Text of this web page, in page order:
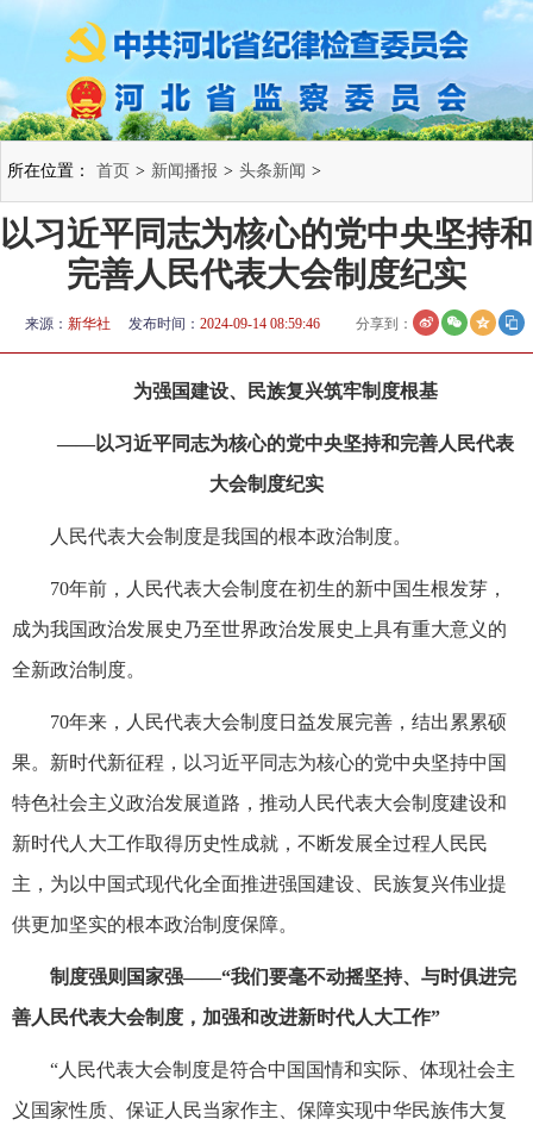
所在位置： 首页 > 新闻播报 > 头条新闻 >
以习近平同志为核心的党中央坚持和
完善人民代表大会制度纪实
来源： 新华社 发布时间： 2024-09-14 08:59:46 分享到：
为强国建设、民族复兴筑牢制度根基
——以习近平同志为核心的党中央坚持和完善人民代表
大会制度纪实
人民代表大会制度是我国的根本政治制度。
70年前，人民代表大会制度在初生的新中国生根发芽，
成为我国政治发展史乃至世界政治发展史上具有重大意义的
全新政治制度。
70年来，人民代表大会制度日益发展完善，结出累累硕
果。新时代新征程，以习近平同志为核心的党中央坚持中国
特色社会主义政治发展道路，推动人民代表大会制度建设和
新时代人大工作取得历史性成就，不断发展全过程人民民
主，为以中国式现代化全面推进强国建设、民族复兴伟业提
供更加坚实的根本政治制度保障。
制度强则国家强——“我们要毫不动摇坚持、与时俱进完
善人民代表大会制度，加强和改进新时代人大工作”
“人民代表大会制度是符合中国国情和实际、体现社会主
义国家性质、保证人民当家作主、保障实现中华民族伟大复